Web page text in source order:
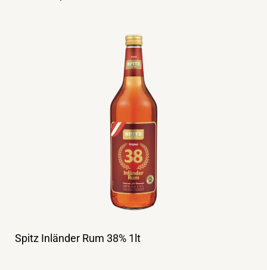
Spitz Inländer Rum 38% 1lt